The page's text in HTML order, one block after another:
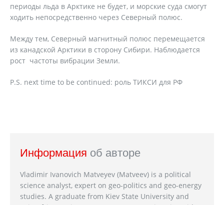
периоды льда в Арктике не будет, и морские суда смогут
ходить непосредственно через Северный полюс.
Между тем, Северный магнитный полюс перемещается
из канадской Арктики в сторону Сибири. Наблюдается
рост частоты вибрации Земли.
P.S. next time to be continued: роль ТИКСИ для РФ
Информация об авторе
Vladimir Ivanovich Matveyev (Matveev) is a political
science analyst, expert on geo-politics and geo-energy
studies. A graduate from Kiev State University and